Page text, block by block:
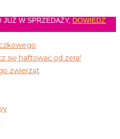
W SPRZEDAŻY, DOWIEDŹ
się haftować od zera!
zwierząt